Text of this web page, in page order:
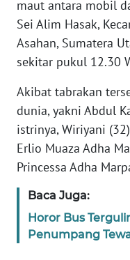
maut antara mobil
Sei Alim Hasak,
Asahan, Sumatera
sekitar pukul 12.30
Akibat tabrakan
dunia, yakni Abdul
istrinya, Wiriyani
Erlio Muaza Adha
Princessa Adha
Baca Juga:
Horor Bus
Penumpang
Informasi
BERITA
KONTAK
KAMI
INFO
IKLAN
KAMI